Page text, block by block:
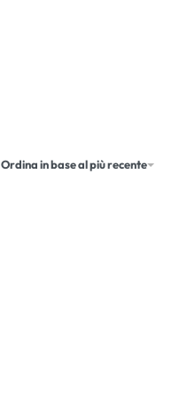
Ordina in base al più recente